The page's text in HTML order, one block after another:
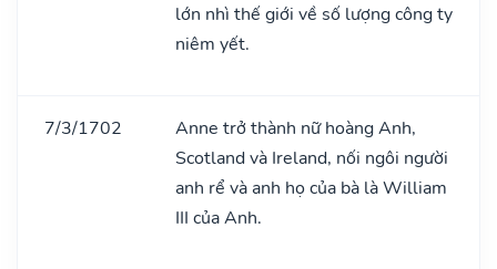
lớn nhì thế giới về số lượng công ty
niêm yết.
7/3/1702
Anne trở thành nữ hoàng Anh,
Scotland và Ireland, nối ngôi người
anh rể và anh họ của bà là William
III của Anh.